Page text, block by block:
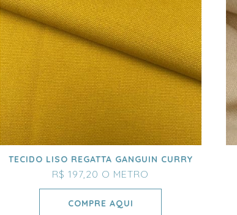
TECIDO LISO REGATTA GANGUIN CURRY
R$ 197,20 O METRO
COMPRE AQUI